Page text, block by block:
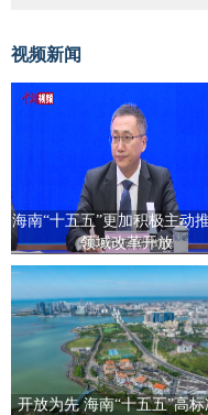
视频新闻
海南“十五五”更加积极主动
领域改革开放
开放为先 海南“十五五”高标